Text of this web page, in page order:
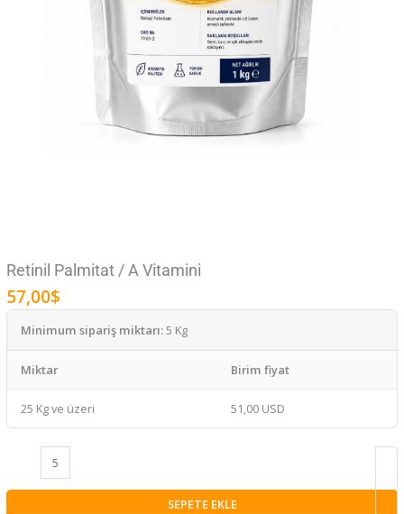
Retinil Palmitat / A Vitamini
57,00$
Minimum sipariş miktarı:5 Kg
Miktar Birim fiyat
25 Kg ve üzeri 51,00 USD
SEPETE EKLE